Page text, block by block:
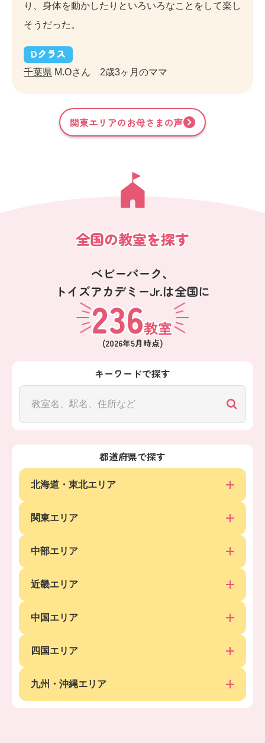
り、身体を動かしたりといろいろなことをして楽し
そうだった。
Dクラス
千葉県 M.Oさん 2歳3ヶ月のママ
関東エリアのお母さまの声
全国の教室を探す
ベビーパーク、
トイズアカデミーJr.は全国に
236教室
(2026年5月 時点)
キーワードで探す
都道府県で探す
北海道・東北エリア
関東エリア
中部エリア
近畿エリア
中国エリア
四国エリア
九州・沖縄エリア